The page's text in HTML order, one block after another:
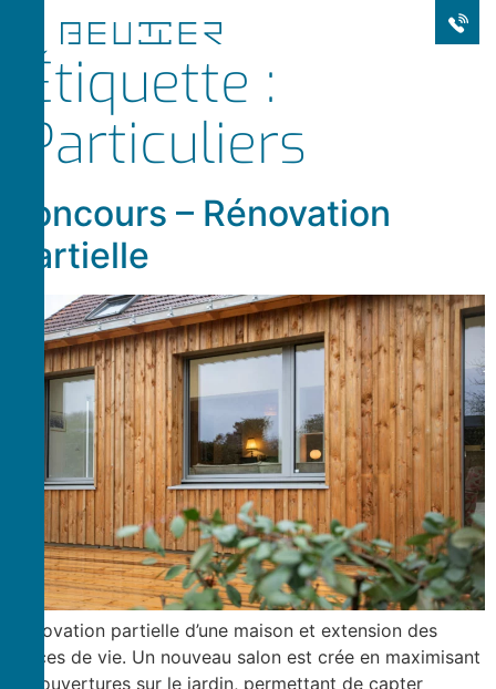
Étiquette :
Particuliers
Joncours – Rénovation
partielle
Rénovation partielle d’une maison et extension des
pièces de vie. Un nouveau salon est crée en maximisant
les ouvertures sur le jardin, permettant de capter